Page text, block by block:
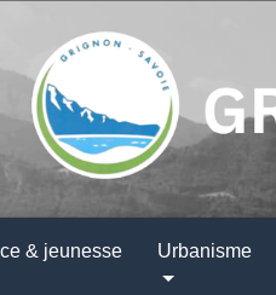
& jeunesse Urbanisme